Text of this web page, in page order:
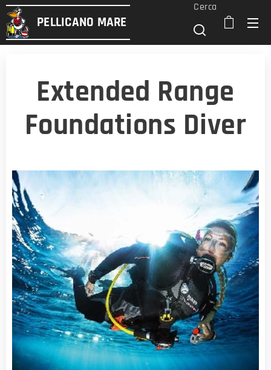
PELLICANO MARE
Cerca
Extended Range
Foundations Diver